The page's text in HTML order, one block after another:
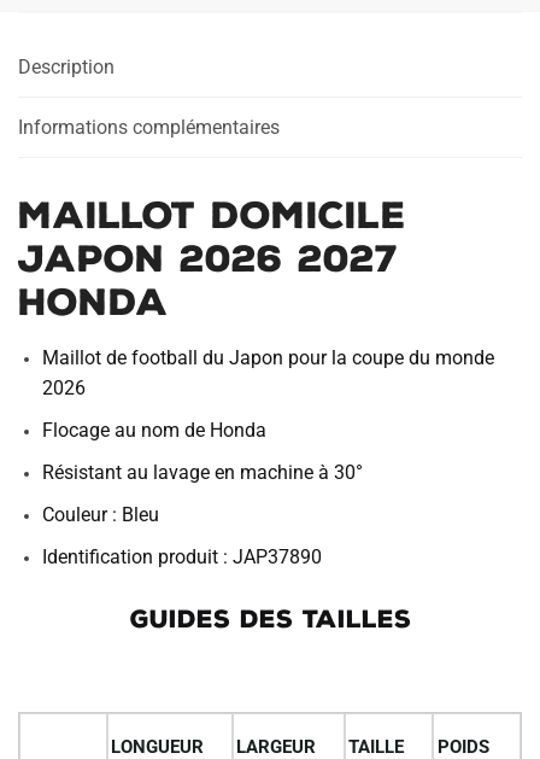
Honda
Description
Informations complémentaires
Maillot Domicile
Japon 2026 2027
Honda
Maillot de football du Japon pour la coupe du monde
2026
Flocage au nom de Honda
Résistant au lavage en machine à 30°
Couleur : Bleu
Identification produit : JAP37890
GUIDES DES TAILLES
LONGUEUR
LARGEUR
TAILLE
POIDS